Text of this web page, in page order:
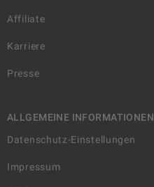
Affiliate
Karriere
Presse
ALLGEMEINE INFORMATIONEN
Datenschutz-Einstellungen
Impressum